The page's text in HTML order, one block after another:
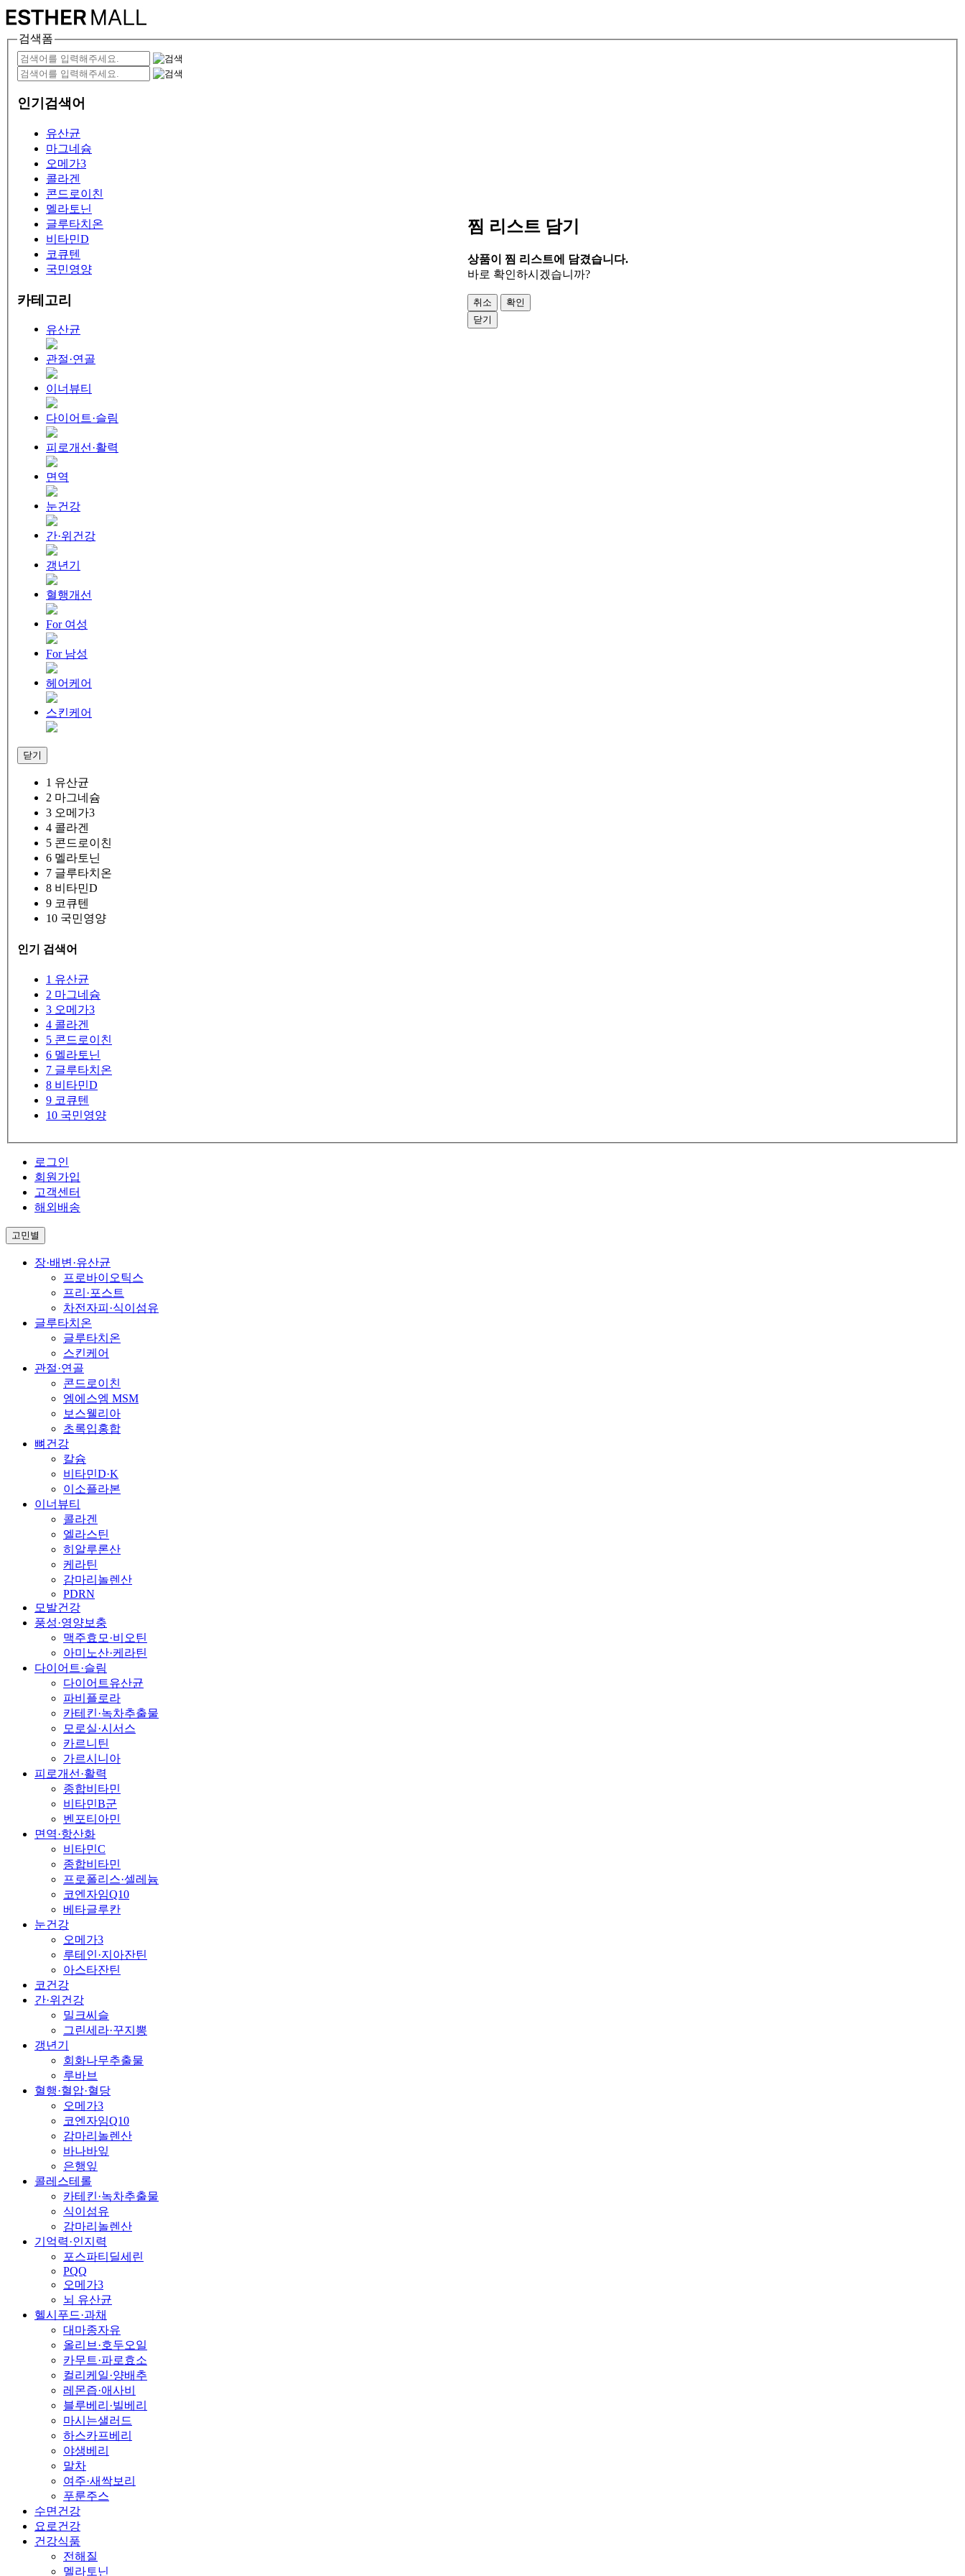
검색폼
인기검색어
유산균
마그네슘
오메가3
콜라겐
콘드로이친
멜라토닌
글루타치온
비타민D
코큐텐
국민영양
카테고리
유산균
관절·연골
이너뷰티
다이어트·슬림
피로개선·활력
면역
눈건강
간·위건강
갱년기
혈행개선
For 여성
For 남성
헤어케어
스킨케어
닫기
1 유산균
2 마그네슘
3 오메가3
4 콜라겐
5 콘드로이친
6 멜라토닌
7 글루타치온
8 비타민D
9 코큐텐
10 국민영양
인기 검색어
1 유산균
2 마그네슘
3 오메가3
4 콜라겐
5 콘드로이친
6 멜라토닌
7 글루타치온
8 비타민D
9 코큐텐
10 국민영양
로그인
회원가입
고객센터
해외배송
고민별
장·배변·유산균
프로바이오틱스
프리·포스트
차전자피·식이섬유
글루타치온
글루타치온
스킨케어
관절·연골
콘드로이친
엠에스엠 MSM
보스웰리아
초록입홍합
뼈건강
칼슘
비타민D·K
이소플라본
이너뷰티
콜라겐
엘라스틴
히알루론산
케라틴
감마리놀렌산
PDRN
모발건강
풍성·영양보충
맥주효모·비오틴
아미노산·케라틴
다이어트·슬림
다이어트유산균
파비플로라
카테킨·녹차추출물
모로실·시서스
카르니틴
가르시니아
피로개선·활력
종합비타민
비타민B군
벤포티아민
면역·항산화
비타민C
종합비타민
프로폴리스·셀레늄
코엔자임Q10
베타글루칸
눈건강
오메가3
루테인·지아잔틴
아스타잔틴
코건강
간·위건강
밀크씨슬
그린세라·꾸지뽕
갱년기
회화나무추출물
루바브
혈행·혈압·혈당
오메가3
코엔자임Q10
감마리놀렌산
바나바잎
은행잎
콜레스테롤
카테킨·녹차추출물
식이섬유
감마리놀렌산
기억력·인지력
포스파티딜세린
PQQ
오메가3
뇌 유산균
헬시푸드·과채
대마종자유
올리브·호두오일
카무트·파로효소
컬리케일·양배추
레몬즙·애사비
블루베리·빌베리
마시는샐러드
하스카프베리
야생베리
말차
여주·새싹보리
푸룬주스
수면건강
요로건강
건강식품
전해질
멜라토닌
찜 리스트 담기
상품이 찜 리스트에 담겼습니다.
바로 확인하시겠습니까?
취소
확인
닫기